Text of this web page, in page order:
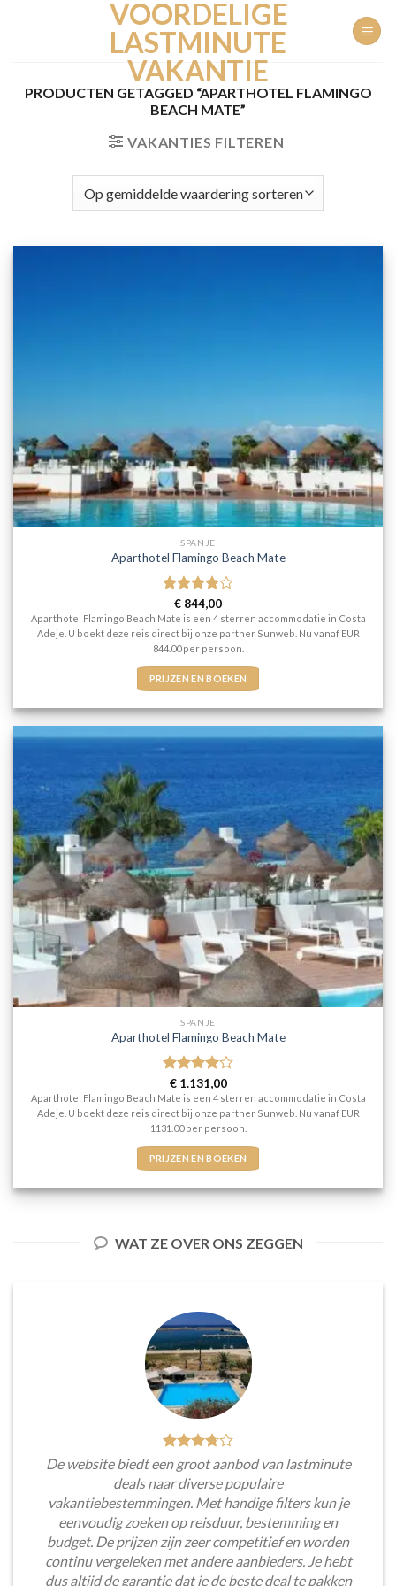
VOORDELIGE
LASTMINUTE
VAKANTIE
PRODUCTEN GETAGGED “APARTHOTEL FLAMINGO
BEACH MATE”
VAKANTIES FILTEREN
SPANJE
Aparthotel Flamingo Beach Mate
Gewaardeerd
4uit 5
€ 844,00
Aparthotel Flamingo Beach Mate is een 4 sterren accommodatie in Costa
Adeje. U boekt deze reis direct bij onze partner Sunweb. Nu vanaf EUR
844.00 per persoon.
PRIJZEN EN BOEKEN
SPANJE
Aparthotel Flamingo Beach Mate
Gewaardeerd
4uit 5
€1.131,00
Aparthotel Flamingo Beach Mate is een 4 sterren accommodatie in Costa
Adeje. U boekt deze reis direct bij onze partner Sunweb. Nu vanaf EUR
1131.00 per persoon.
PRIJZEN EN BOEKEN
WAT ZE OVER ONS ZEGGEN
De website biedt een groot aanbod van lastminute
deals naar diverse populaire
vakantiebestemmingen. Met handige filters kun je
eenvoudig zoeken op reisduur, bestemming en
budget. De prijzen zijn zeer competitief en worden
continu vergeleken met andere aanbieders. Je hebt
dus altijd de garantie dat je de beste deal te pakken